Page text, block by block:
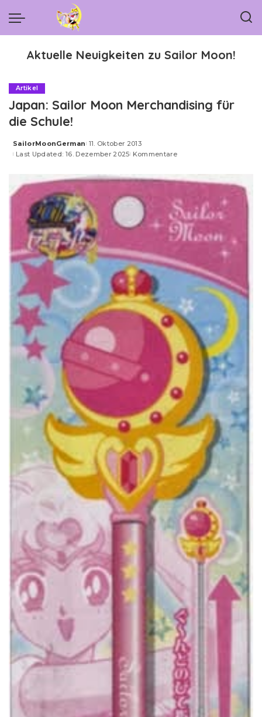
Aktuelle Neuigkeiten zu Sailor Moon!
Artikel
Japan: Sailor Moon Merchandising für
die Schule!
Posted
by
SailorMoonGerman 11. Oktober 2013
Last Updated: 16. Dezember 2025 Kommentare